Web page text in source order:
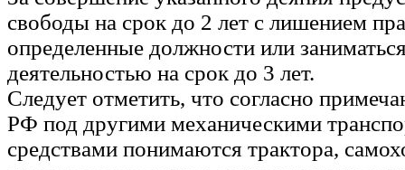
свободы на срок до 2 лет с лишением
определенные должности или
деятельностью на срок до 3 лет.
Следует отметить, что согласно
РФ под другими механическими
средствами понимаются трактора,